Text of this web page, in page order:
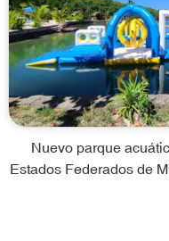
Nuevo parque
Estados Federados de